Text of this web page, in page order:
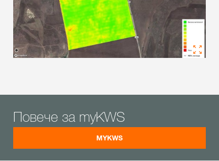
Повече за myKWS
MYKWS